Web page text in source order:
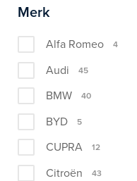
Merk
Alfa Romeo 4
Audi 45
BMW 40
BYD 5
CUPRA 12
Citroën 43